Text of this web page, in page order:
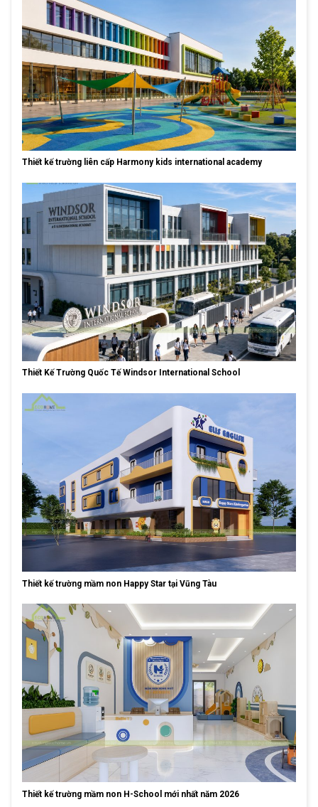
Thiết kế trường liên cấp Harmony kids international academy
Thiết Kế Trường Quốc Tế Windsor International School
Thiết kế trường mầm non Happy Star tại Vũng Tàu
Thiết kế trường mầm non H-School mới nhất năm 2026